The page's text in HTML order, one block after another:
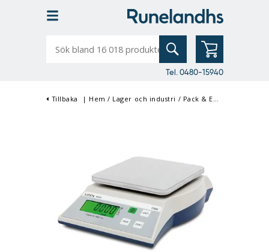
bland
Tel. 0480-15940
Tillbaka | Hem / Lager och industri / Pack & Emballage